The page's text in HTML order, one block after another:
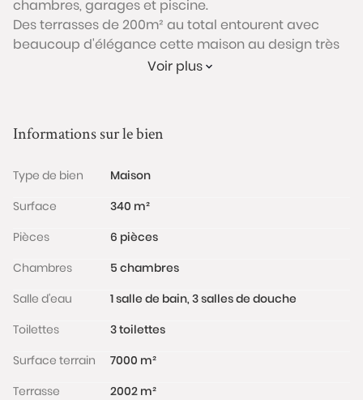
chambres, garages et piscine.
Des terrasses de 200m² au total entourent avec
beaucoup d'élégance cette maison au design très
chaque visite.
Les informations sur les risques auxquels ce bien est
exposé sont disponibles sur le site Géorisques :
Voir plus
Informations sur le bien
Type de bien
Maison
Surface
340 m²
Pièces
6 pièces
Chambres
5 chambres
Salle d'eau
1 salle de bain, 3 salles de douche
Toilettes
3 toilettes
Surface terrain
7000 m²
Terrasse
2002 m²